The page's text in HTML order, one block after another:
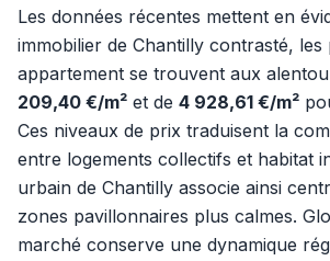
Les données récentes mettent en
immobilier de Chantilly contrasté,
appartement se trouvent aux
209,40 €/m² et de 4 928,61 €/m²
Ces niveaux de prix traduisent la
entre logements collectifs et habitat
urbain de Chantilly associe ainsi
zones pavillonnaires plus calmes.
marché conserve une dynamique